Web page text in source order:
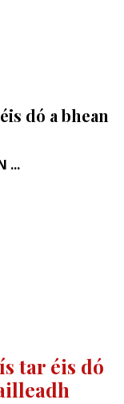
dó a bhean
...
tar éis dó